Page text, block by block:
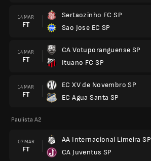
14 MAR
FT
Sertaozinho FC SP
Sao Jose EC SP
14 MAR
FT
CA Votuporanguense SP
Ituano FC SP
14 MAR
FT
EC XV de Novembro SP
EC Agua Santa SP
Paulista A2
07 MAR
FT
AA Internacional Limeira SP
CA Juventus SP